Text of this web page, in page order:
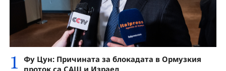
1 Фу Цун: Причината за блокадата в Ормузкия